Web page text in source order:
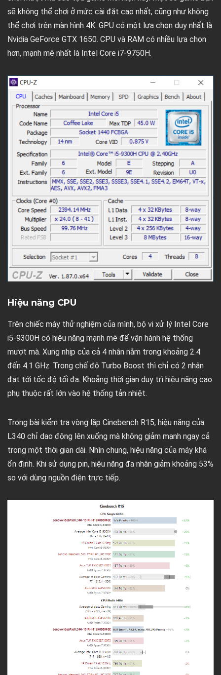
sẽ không thể chơi ở mức cài đặt cao nhất, cũng như không
thể chơi trên màn hình 4K. GPU có một lựa chọn duy nhất là
Nvidia GeForce GTX 1650. CPU và RAM có nhiều lựa chọn
hơn, mạnh mẽ nhất là Intel Core i7-9750H.
Hiệu năng CPU
Trên chiếc máy thử nghiệm của mình, bộ vi xử lý Intel Core
i5-9300H có hiệu năng mạnh mẽ để vận hành hệ thống
mượt mà. Xung nhịp của cả 4 nhân nằm trong khoảng 2.4
đến 4.1 GHz. Trong chế độ Turbo Boost thì chỉ có 2 nhân
đạt tới tốc độ tối đa. Khoảng thời gian duy trì hiệu năng cao
phụ thuộc rất lớn vào hệ thống tản nhiệt.
Trong bài kiểm tra vòng lặp Cinebench R15, hiệu năng của
L340 chỉ dao động lên xuống mà không giảm mạnh ngay cả
trong một thời gian dài. Nhìn chung, hiệu năng của máy khá
ổn định. Khi sử dụng pin, hiệu năng đa nhân giảm khoảng 53%
so với dùng nguồn điện trực tiếp.